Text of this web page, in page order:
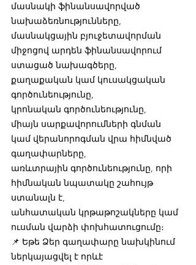
մասնակի ֆինանսավորված
նախաձեռնությունները,
մասնակցային բյուջետավորման
միջոցով արդեն ֆինանսավորում
ստացած նախագծերը,
քաղաքական կամ կուսակցական
գործունեությունը,
կրոնական գործունեությունը,
միայն սարքավորումների գնման
կամ վերանորոգման վրա հիմնված
գաղափարները,
առևտրային գործունեությունը, որի
հիմնական նպատակը շահույթ
ստանալն է,
անհատական կրթաթոշակները կամ
ուսման վարձի փոխհատուցումը։
📌 Եթե Ձեր գաղափարը նախկինում
ներկայացվել է որևէ